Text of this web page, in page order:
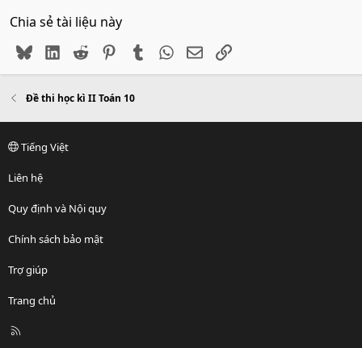
Chia sẻ tài liệu này
BlueskyLinkedIn
Reddit PinterestTumblr WhatsApp
EmailLink
Đề thi học kì II Toán 10
Tiếng Việt
Liên hệ
Quy định và Nội quy
Chính sách bảo mật
Trợ giúp
Trang chủ
R